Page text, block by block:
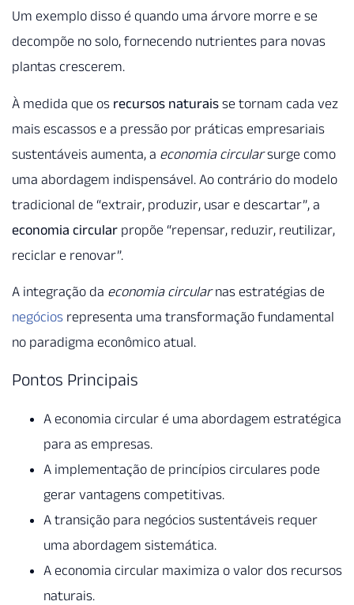
Um exemplo disso é quando uma árvore morre e se
decompõe no solo, fornecendo nutrientes para novas
plantas crescerem.
À medida que os recursos naturais se tornam cada vez
mais escassos e a pressão por práticas empresariais
sustentáveis aumenta, a economia circularsurge como
uma abordagem indispensável. Ao contrário do modelo
tradicional de “extrair, produzir, usar e descartar”, a
economia circular propõe “repensar, reduzir, reutilizar,
reciclar e renovar”.
A integração da economia circularnas estratégias de
negócios representa uma transformação fundamental
no paradigma econômico atual.
Pontos Principais
A economia circular é uma abordagem estratégica
para as empresas.
A implementação de princípios circulares pode
gerar vantagens competitivas.
A transição para negócios sustentáveis requer
uma abordagem sistemática.
A economia circular maximiza o valor dos recursos
naturais.